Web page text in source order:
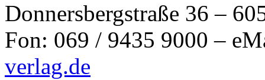
Donnersbergstraße 36 –
Fon: 069 / 9435 9000 –
verlag.de